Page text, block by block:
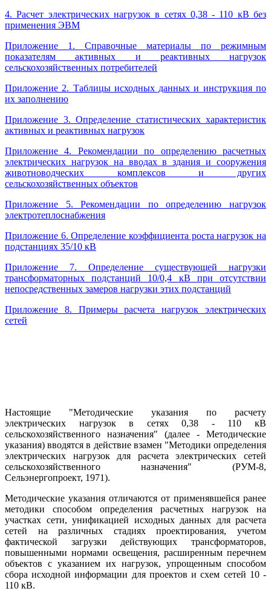
4. Расчет электрических нагрузок в сетях 0,38 - 110 кВ без
применения ЭВМ
Приложение 1. Справочные материалы по режимным
показателям активных и реактивных нагрузок
сельскохозяйственных потребителей
Приложение 2. Таблицы исходных данных и инструкция по
их заполнению
Приложение 3. Определение статистических характеристик
активных и реактивных нагрузок
Приложение 4. Рекомендации по определению расчетных
электрических нагрузок на вводах в здания и сооружения
животноводческих комплексов и других
сельскохозяйственных объектов
Приложение 5. Рекомендации по определению нагрузок
электротеплоснабжения
Приложение 6. Определение коэффициента роста нагрузок на
подстанциях 35/10 кВ
Приложение 7. Определение существующей нагрузки
трансформаторных подстанций 10/0,4 кВ при отсутствии
непосредственных замеров нагрузки этих подстанций
Приложение 8. Примеры расчета нагрузок электрических
сетей
Настоящие "Методические указания по расчету
электрических нагрузок в сетях 0,38 - 110 кВ
сельскохозяйственного назначения" (далее - Методические
указания) вводятся в действие взамен "Методики определения
электрических нагрузок для расчета электрических сетей
сельскохозяйственного назначения" (РУМ-8,
Сельэнергопроект, 1971).
Методические указания отличаются от применявшейся ранее
методики способом определения расчетных нагрузок на
участках сети, унификацией исходных данных для расчета
сетей на различных стадиях проектирования, учетом
фактической загрузки действующих трансформаторов,
повышенными нормами освещения, расширенным перечнем
объектов с указанием их нагрузок, упрощенным способом
сбора исходной информации для проектов и схем сетей 10 -
110 кВ.